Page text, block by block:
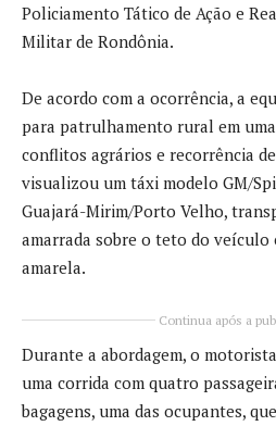
Policiamento Tático de Ação e
Militar de Rondônia.
De acordo com a ocorrência, a
para patrulhamento rural em
conflitos agrários e recorrência
visualizou um táxi modelo GM/
Guajará-Mirim/Porto Velho,
amarrada sobre o teto do
amarela.
Continua após a
Durante a abordagem, o
uma corrida com quatro
bagagens, uma das ocupantes,